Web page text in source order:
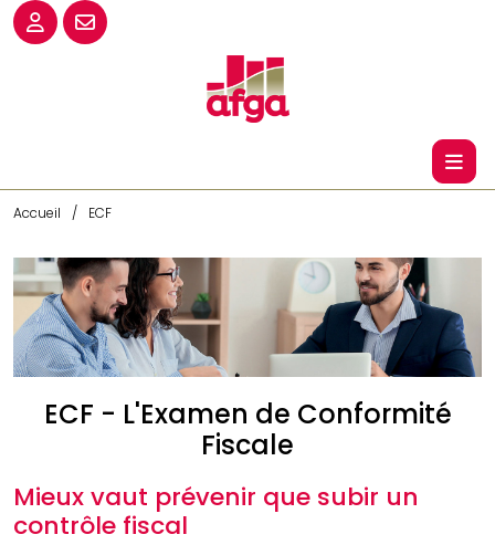
Accueil ECF
ECF - L'Examen de Conformité
Fiscale
Mieux vaut prévenir que subir un
contrôle fiscal